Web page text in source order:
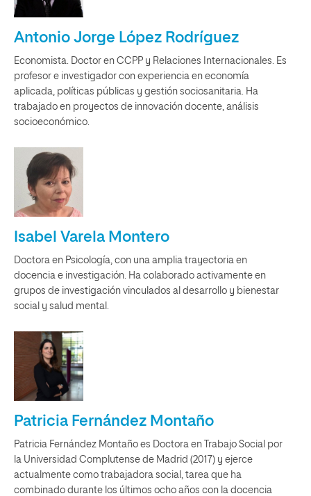
Antonio Jorge López Rodríguez
Economista. Doctor en CCPP y Relaciones Internacionales. Es
profesor e investigador con experiencia en economía
aplicada, políticas públicas y gestión sociosanitaria. Ha
trabajado en proyectos de innovación docente, análisis
socioeconómico.
Isabel Varela Montero
Doctora en Psicología, con una amplia trayectoria en
docencia e investigación. Ha colaborado activamente en
grupos de investigación vinculados al desarrollo y bienestar
social y salud mental.
Patricia Fernández Montaño
Patricia Fernández Montaño es Doctora en Trabajo Social por
la Universidad Complutense de Madrid (2017) y ejerce
actualmente como trabajadora social, tarea que ha
combinado durante los últimos ocho años con la docencia